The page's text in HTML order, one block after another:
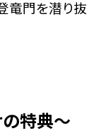
竜門を潜り抜
特典～